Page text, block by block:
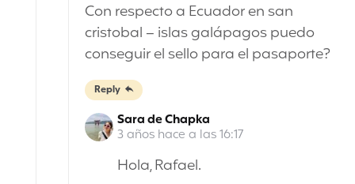
Con respecto a Ecuador en san
cristobal – islas galápagos puedo
conseguir el sello para el pasaporte?
Reply
Sara de Chapka
3 años hace a las 16:17
Hola, Rafael.